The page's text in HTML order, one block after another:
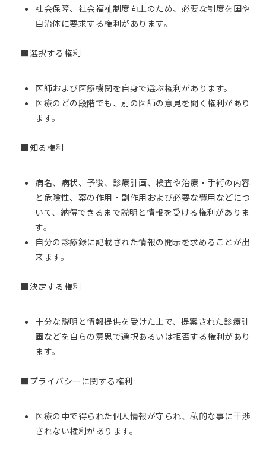
社会保障、社会福祉制度向上のため、必要な制度を国や
自治体に要求する権利があります。
■選択する権利
医師および医療機関を自身で選ぶ権利があります。
医療のどの段階でも、別の医師の意見を聞く権利があり
ます。
■知る権利
病名、病状、予後、診療計画、検査や治療・手術の内容
と危険性、薬の作用・副作用および必要な費用などにつ
いて、納得できるまで説明と情報を受ける権利がありま
す。
自分の診療録に記載された情報の開示を求めることが出
来ます。
■決定する権利
十分な説明と情報提供を受けた上で、提案された診療計
画などを自らの意思で選択あるいは拒否する権利があり
ます。
■プライバシーに関する権利
医療の中で得られた個人情報が守られ、私的な事に干渉
されない権利があります。